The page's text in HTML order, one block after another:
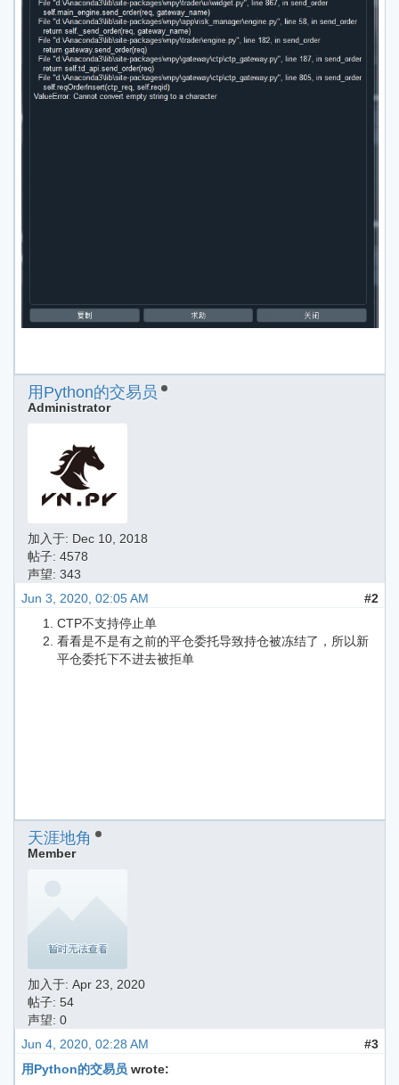
用Python的交易员
Administrator
加入于: Dec 10, 2018
帖子: 4578
声望: 343
Jun 3, 2020, 02:05 AM
#2
CTP不支持停止单
看看是不是有之前的平仓委托导致持仓被冻结了，所以新
平仓委托下不进去被拒单
天涯地角
Member
加入于: Apr 23, 2020
帖子: 54
声望: 0
Jun 4, 2020, 02:28 AM
#3
用Python的交易员 wrote: